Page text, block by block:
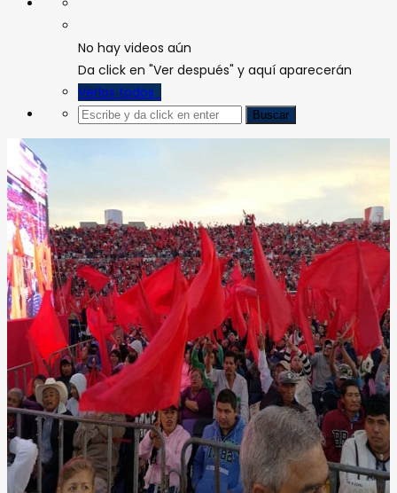
No hay videos aún
Da click en "Ver después" y aquí aparecerán
Verlos todos